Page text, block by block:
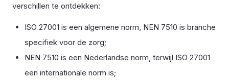
verschillen te ontdekken:
ISO 27001 is een algemene norm, NEN 7510 is branche
specifiek voor de zorg;
NEN 7510 is een Nederlandse norm, terwijl ISO 27001
een internationale norm is;